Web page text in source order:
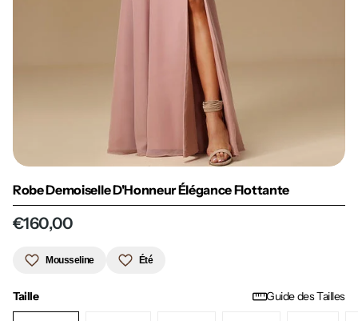
Robe Demoiselle D'Honneur Élégance Flottante
€160,00
Mousseline Été
Taille Guide des Tailles